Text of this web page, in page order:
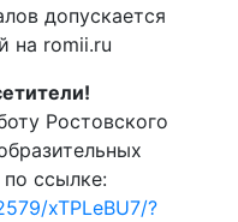
допускается
на romii.ru
Ростовского
ссылке:
xTPLeBU7/?